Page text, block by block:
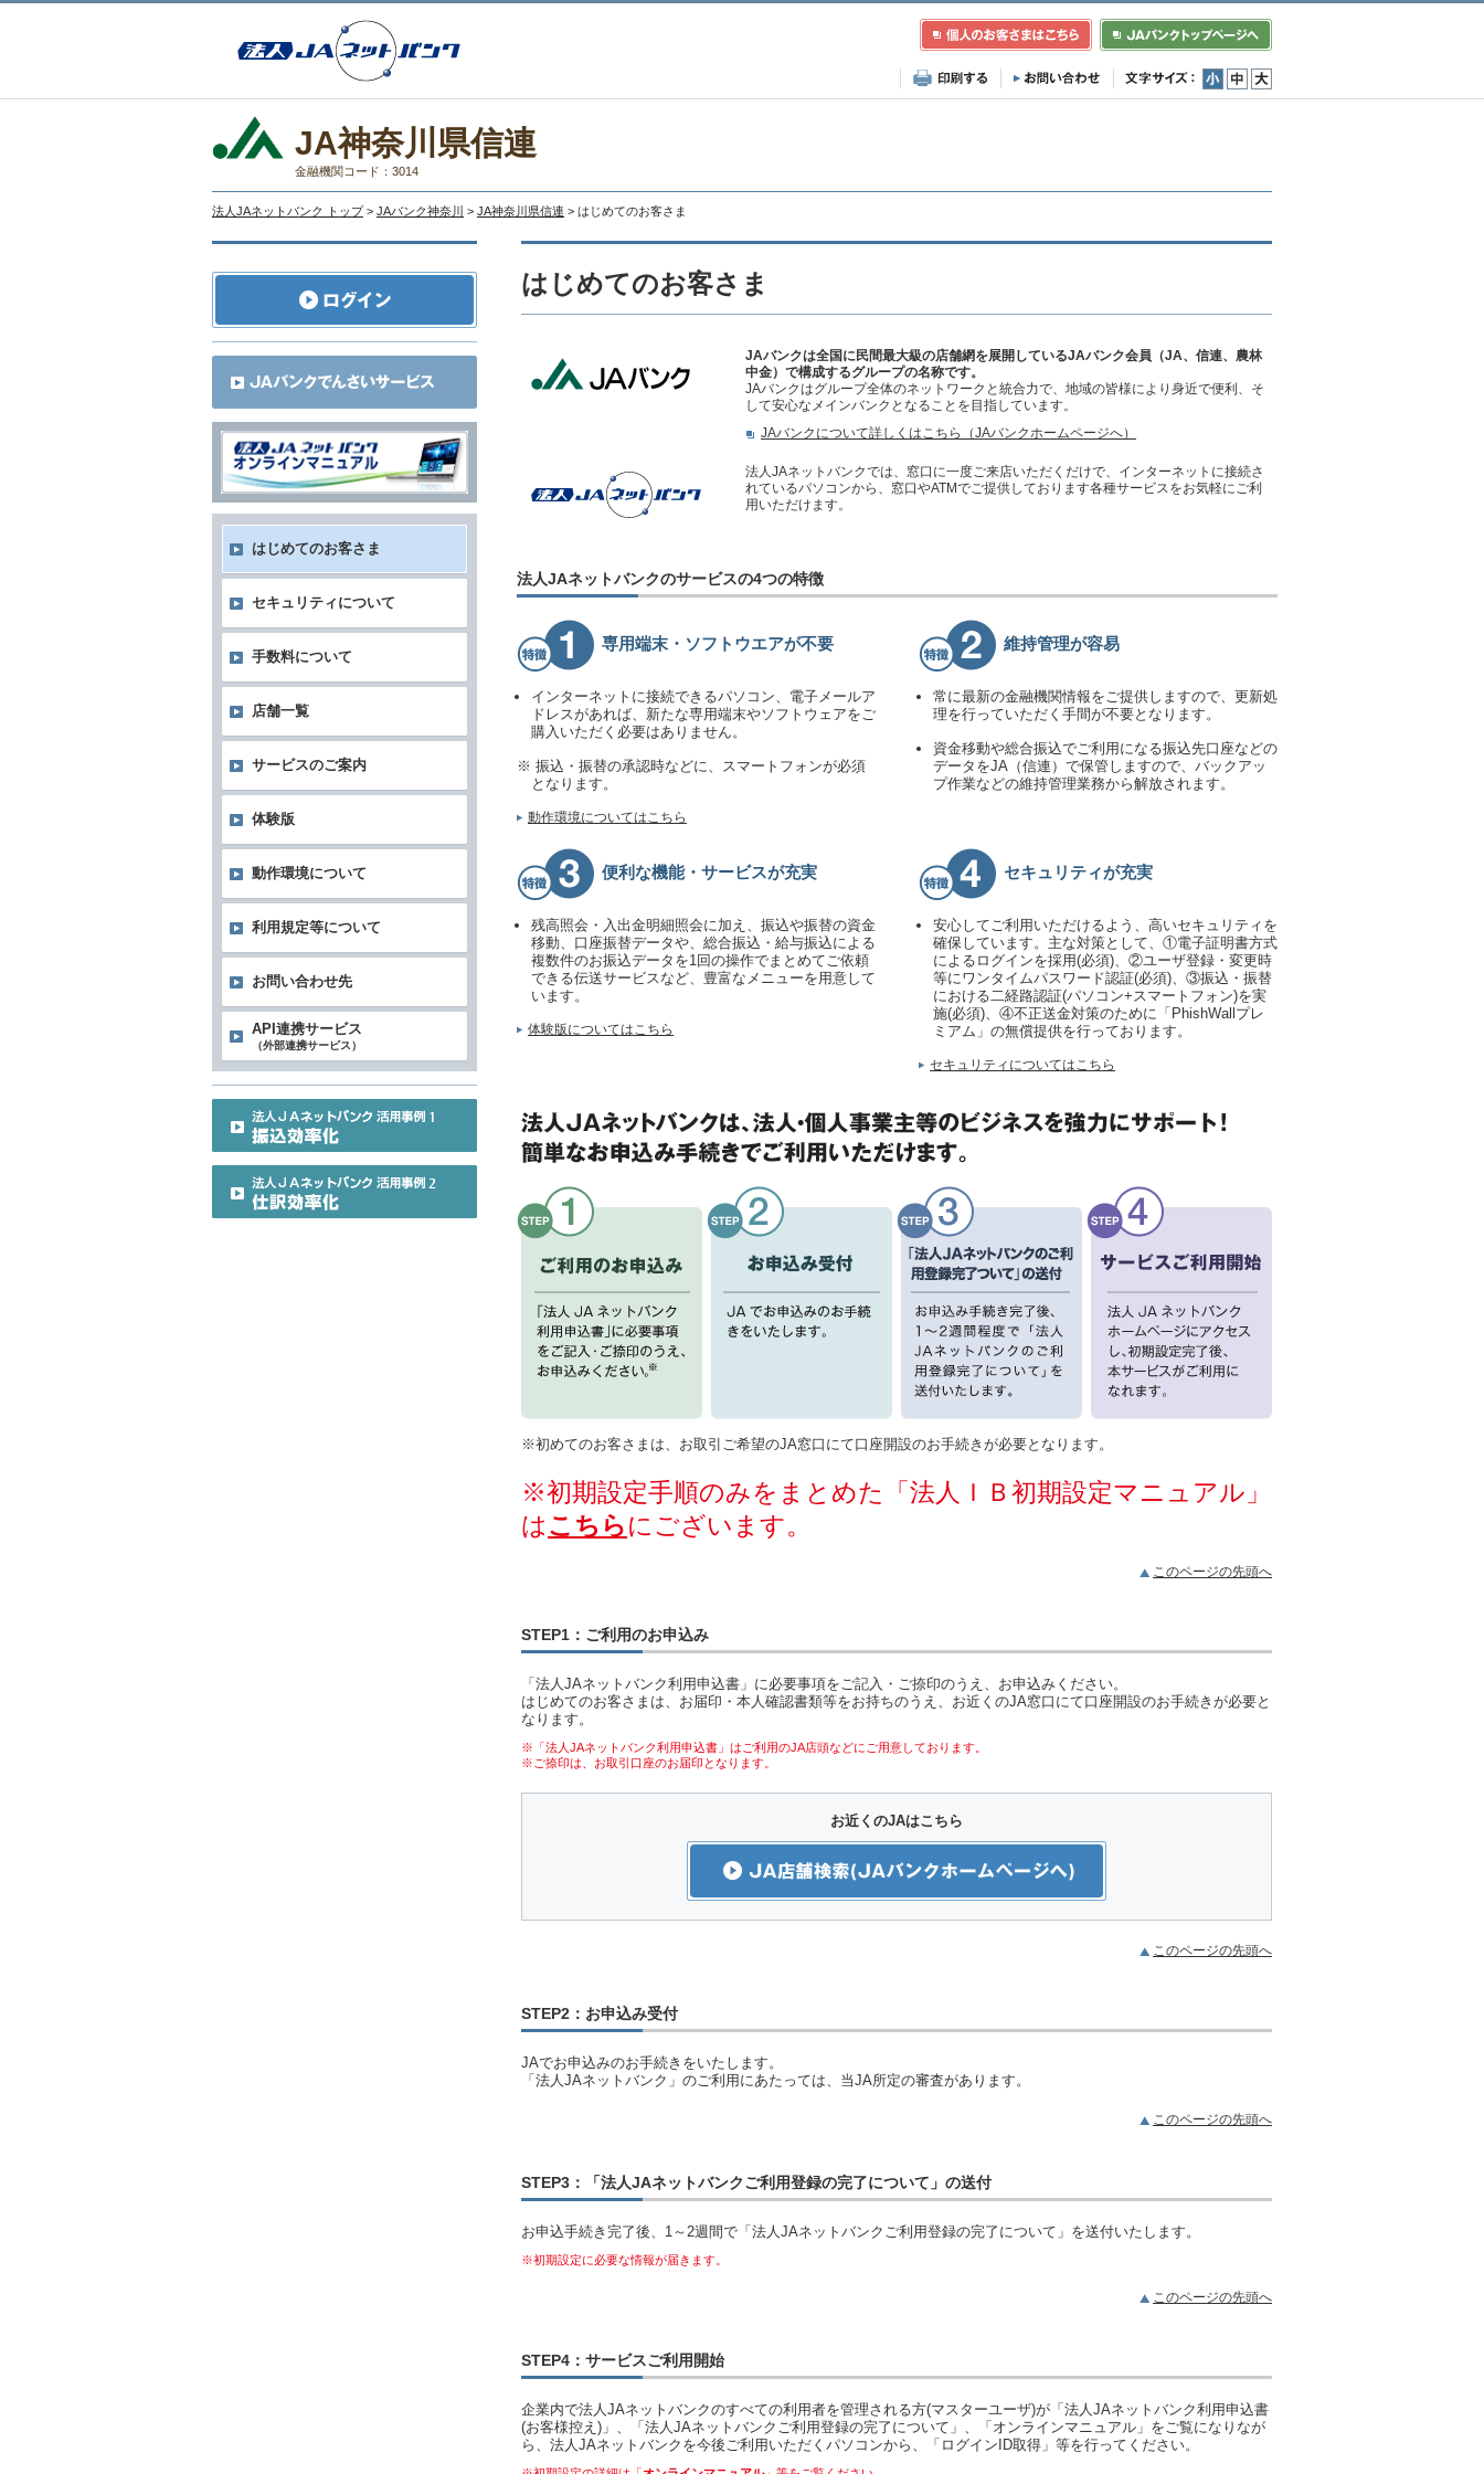
小 中 大
JA神奈川県信連
金融機関コード：3014
法人JAネットバンク トップ > JAバンク神奈川 > JA神奈川県信連 > はじめてのお客さま
はじめてのお客さま
JAバンクは全国に民間最大級の店舗網を展開しているJAバンク会員（JA、信連、農林
中金）で構成するグループの名称です。
JAバンクはグループ全体のネットワークと統合力で、地域の皆様により身近で便利、そ
して安心なメインバンクとなることを目指しています。
JAバンクについて詳しくはこちら（JAバンクホームページへ）
法人JAネットバンクでは、窓口に一度ご来店いただくだけで、インターネットに接続さ
れているパソコンから、窓口やATMでご提供しております各種サービスをお気軽にご利
用いただけます。
法人JAネットバンクのサービスの4つの特徴
専用端末・ソフトウエアが不要
インターネットに接続できるパソコン、電子メールア
ドレスがあれば、新たな専用端末やソフトウェアをご
購入いただく必要はありません。
※ 振込・振替の承認時などに、スマートフォンが必須
となります。
動作環境についてはこちら
維持管理が容易
常に最新の金融機関情報をご提供しますので、更新処
理を行っていただく手間が不要となります。
資金移動や総合振込でご利用になる振込先口座などの
データをJA（信連）で保管しますので、バックアッ
プ作業などの維持管理業務から解放されます。
便利な機能・サービスが充実
残高照会・入出金明細照会に加え、振込や振替の資金
移動、口座振替データや、総合振込・給与振込による
複数件のお振込データを1回の操作でまとめてご依頼
できる伝送サービスなど、豊富なメニューを用意して
います。
体験版についてはこちら
セキュリティが充実
安心してご利用いただけるよう、高いセキュリティを
確保しています。主な対策として、①電子証明書方式
によるログインを採用(必須)、②ユーザ登録・変更時
等にワンタイムパスワード認証(必須)、③振込・振替
における二経路認証(パソコン+スマートフォン)を実
施(必須)、④不正送金対策のために「PhishWallプレ
ミアム」の無償提供を行っております。
セキュリティについてはこちら
※初めてのお客さまは、お取引ご希望のJA窓口にて口座開設のお手続きが必要となります。
※初期設定手順のみをまとめた「法人ＩＢ初期設定マニュアル」
はこちらにございます。
このページの先頭へ
STEP1：ご利用のお申込み
「法人JAネットバンク利用申込書」に必要事項をご記入・ご捺印のうえ、お申込みください。
はじめてのお客さまは、お届印・本人確認書類等をお持ちのうえ、お近くのJA窓口にて口座開設のお手続きが必要と
なります。
※「法人JAネットバンク利用申込書」はご利用のJA店頭などにご用意しております。
※ご捺印は、お取引口座のお届印となります。
お近くのJAはこちら
このページの先頭へ
STEP2：お申込み受付
JAでお申込みのお手続きをいたします。
「法人JAネットバンク」のご利用にあたっては、当JA所定の審査があります。
このページの先頭へ
STEP3：「法人JAネットバンクご利用登録の完了について」の送付
お申込手続き完了後、1～2週間で「法人JAネットバンクご利用登録の完了について」を送付いたします。
※初期設定に必要な情報が届きます。
このページの先頭へ
STEP4：サービスご利用開始
企業内で法人JAネットバンクのすべての利用者を管理される方(マスターユーザ)が「法人JAネットバンク利用申込書
(お客様控え)」、「法人JAネットバンクご利用登録の完了について」、「オンラインマニュアル」をご覧になりなが
ら、法人JAネットバンクを今後ご利用いただくパソコンから、「ログインID取得」等を行ってください。
はじめてのお客さま
セキュリティについて
手数料について
店舗一覧
サービスのご案内
体験版
動作環境について
利用規定等について
お問い合わせ先
API連携サービス
（外部連携サービス）